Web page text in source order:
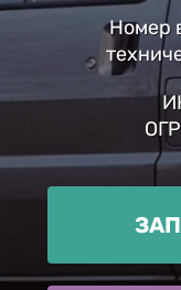
Номер